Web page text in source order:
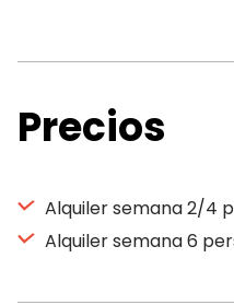
Precios
Alquiler semana 2/4
Alquiler semana 6